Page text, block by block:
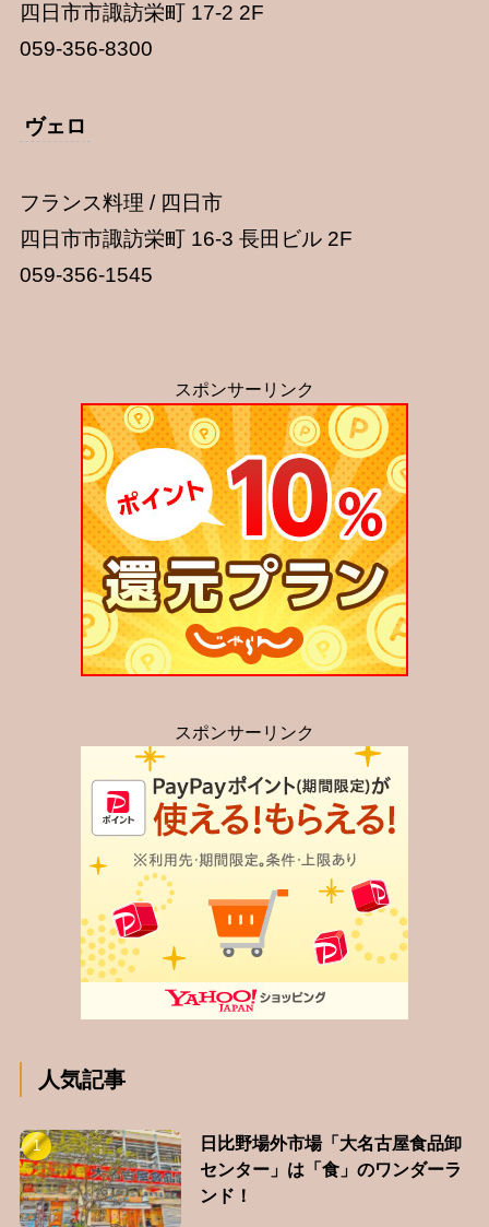
四日市市諏訪栄町 17-2 2F
059-356-8300
ヴェロ
フランス料理 / 四日市
四日市市諏訪栄町 16-3 長田ビル 2F
059-356-1545
スポンサーリンク
スポンサーリンク
人気記事
日比野場外市場「大名古屋食品卸
センター」は「食」のワンダーラ
ンド！